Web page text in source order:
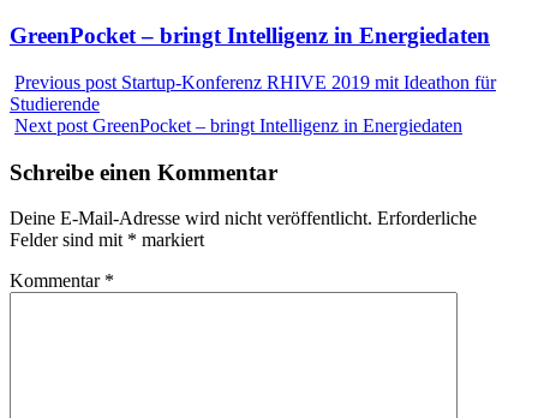
Next
GreenPocket – bringt Intelligenz in Energiedaten
Previous post Startup-Konferenz RHIVE 2019 mit Ideathon für
Studierende
Next post GreenPocket – bringt Intelligenz in Energiedaten
Schreibe einen Kommentar
Deine E-Mail-Adresse wird nicht veröffentlicht. Erforderliche
Felder sind mit * markiert
Kommentar *